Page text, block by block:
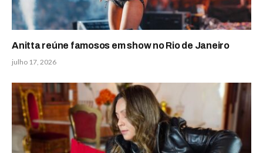
Anitta reúne famosos em show no Rio de Janeiro
julho 17, 2026